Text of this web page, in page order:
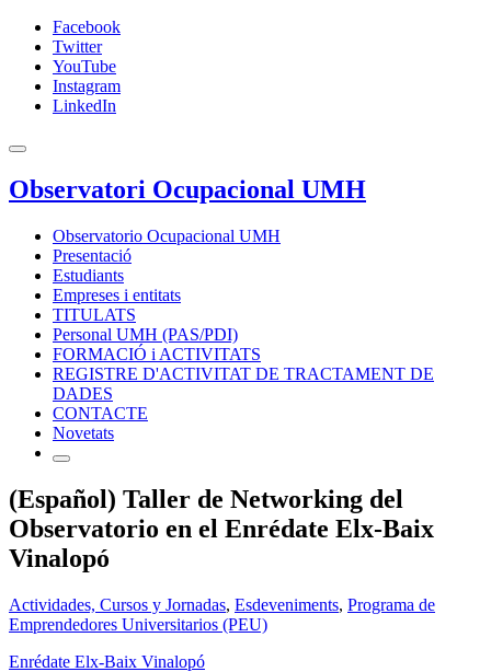
Facebook
Twitter
YouTube
Instagram
LinkedIn
Observatori Ocupacional UMH
Observatorio Ocupacional UMH
Presentació
Estudiants
Empreses i entitats
TITULATS
Personal UMH (PAS/PDI)
FORMACIÓ i ACTIVITATS
REGISTRE D'ACTIVITAT DE TRACTAMENT DE
DADES
CONTACTE
Novetats
(Español) Taller de Networking del
Observatorio en el Enrédate Elx-Baix
Vinalopó
Actividades, Cursos y Jornadas, Esdeveniments, Programa de
Emprendedores Universitarios (PEU)
Enrédate Elx-Baix Vinalopó